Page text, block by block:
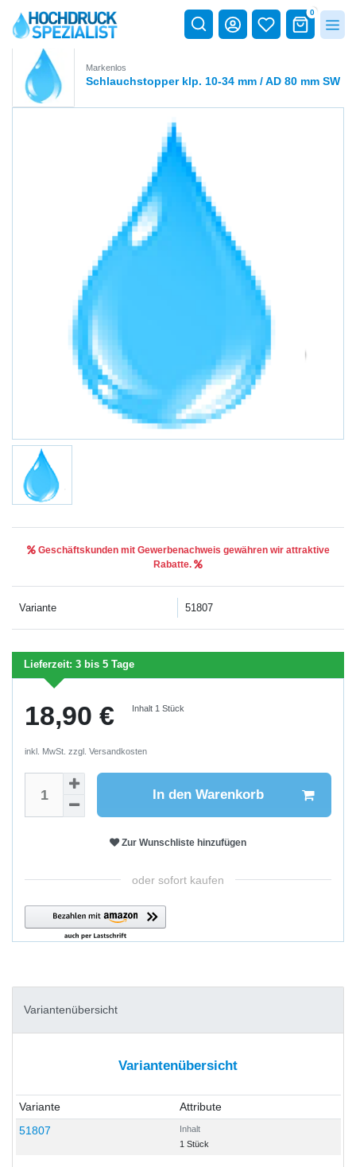
0
Markenlos
Schlauchstopper klp. 10-34 mm / AD 80 mm SW
Geschäftskunden mit Gewerbenachweis gewähren wir attraktive
Rabatte.
Variante 51807
Lieferzeit: 3 bis 5 Tage
18,90 € Inhalt 1Stück
inkl. MwSt. zzgl. Versandkosten
In den Warenkorb
Zur Wunschliste hinzufügen
oder sofort kaufen
Variantenübersicht
Variantenübersicht
Variante
Attribute
51807
Inhalt
1 Stück